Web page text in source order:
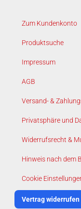
Zum Kundenkonto
Produktsuche
Impressum
AGB
Versand- &
Privatsphäre und
Widerrufsrecht &
Hinweis nach dem
Cookie
Vertrag widerrufen